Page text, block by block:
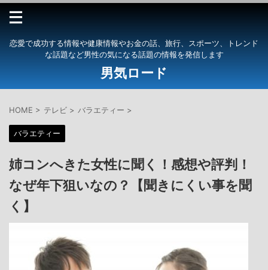
恋愛で成功する情報や健康情報やお金の話、旅行、スポーツ、トレンド
な話題など男性の気になる話題の情報を発信します
男気ロード
HOME > テレビ > バラエティー >
バラエティー
姉コンへきた女性に聞く！感想や評判！
なぜ年下狙いなの？【聞きにくい事を聞
く】